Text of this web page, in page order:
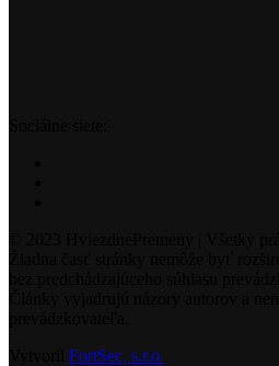
FortSec, s.r.o.